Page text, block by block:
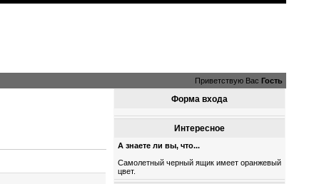
Приветствую Вас Гость
Форма входа
Интересное
А знаете ли вы, что...
Самолетный черный ящик имеет оранжевый
цвет.